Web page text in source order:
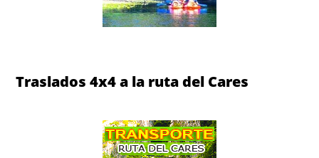
Traslados 4x4 a la ruta del Cares